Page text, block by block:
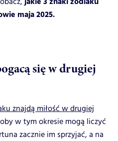
maja 2025.
się w drugiej
znajdą miłość w drugiej
w tym okresie mogą liczyć
zacznie im sprzyjać, a na